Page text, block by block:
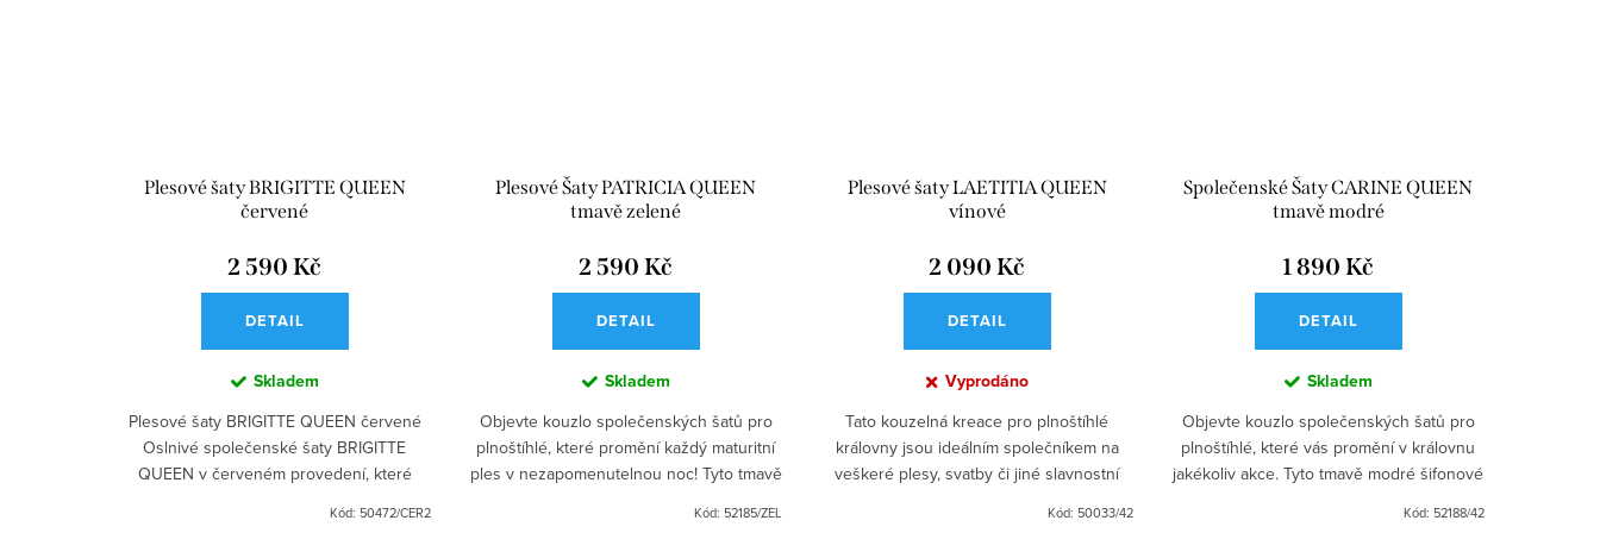
Plesové šaty BRIGITTE QUEEN
červené
2 590 Kč
DETAIL
Skladem
Plesové šaty BRIGITTE QUEEN červené
Oslnivé společenské šaty BRIGITTE
QUEEN v červeném provedení, které
plesu, maturitním večeru nebo...
Kód: 50472/CER2
Plesové Šaty PATRICIA QUEEN
tmavě zelené
2 590 Kč
DETAIL
Skladem
Objevte kouzlo společenských šatů pro
plnoštíhlé, které promění každý maturitní
ples v nezapomenutelnou noc! Tyto tmavě
Kód: 52185/ZEL
Plesové šaty LAETITIA QUEEN
vínové
2 090 Kč
DETAIL
Vyprodáno
Tato kouzelná kreace pro plnoštíhlé
královny jsou ideálním společníkem na
veškeré plesy, svatby či jiné slavnostní
něžný a ženský vzhled,...
Kód: 50033/42
Společenské Šaty CARINE QUEEN
tmavě modré
1 890 Kč
DETAIL
Skladem
Objevte kouzlo společenských šatů pro
plnoštíhlé, které vás promění v královnu
jakékoliv akce. Tyto tmavě modré šifonové
Kód: 52188/42